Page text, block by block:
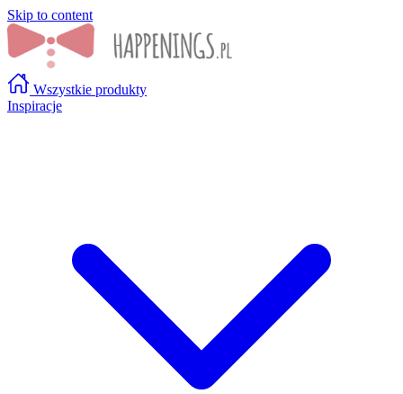
Skip to content
Wszystkie produkty
Inspiracje